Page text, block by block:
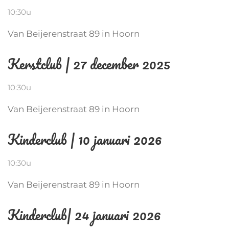
10:30u
Van Beijerenstraat 89 in Hoorn
Kerstclub | 27 december 2025
10:30u
Van Beijerenstraat 89 in Hoorn
Kinderclub | 10 januari 2026
10:30u
Van Beijerenstraat 89 in Hoorn
Kinderclub| 24 januari 2026